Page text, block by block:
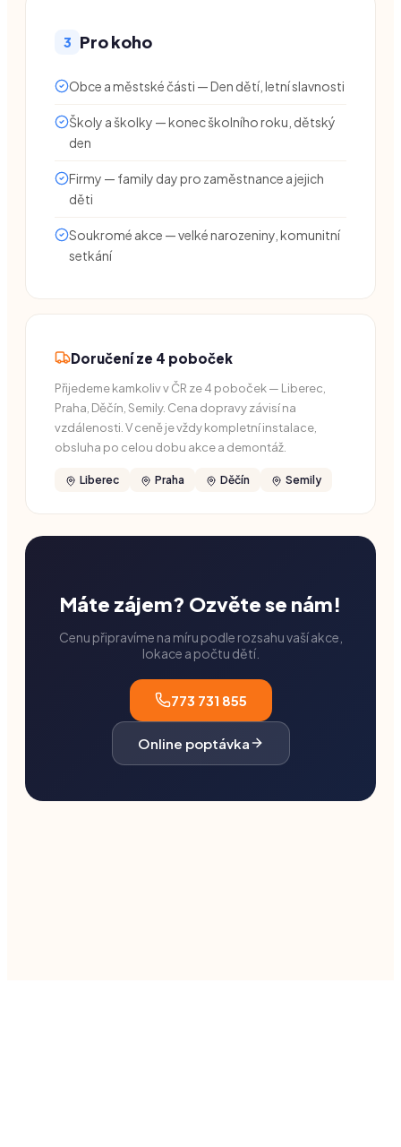
3 Pro koho
Obce a městské části — Den dětí, letní slavnosti
Školy a školky — konec školního roku, dětský
den
Firmy — family day pro zaměstnance a jejich
děti
Soukromé akce — velké narozeniny, komunitní
setkání
Doručení ze 4 poboček
Přijedeme kamkoliv v ČR ze 4 poboček — Liberec,
Praha, Děčín, Semily. Cena dopravy závisí na
vzdálenosti. V ceně je vždy kompletní instalace,
obsluha po celou dobu akce a demontáž.
Liberec Praha Děčín Semily
Máte zájem? Ozvěte se nám!
Cenu připravíme na míru podle rozsahu vaší akce,
lokace a počtu dětí.
773 731 855
Online poptávka